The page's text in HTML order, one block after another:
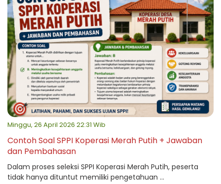
Minggu, 26 April 2026 22:31 Wib
Contoh Soal SPPI Koperasi Merah Putih + Jawaban
dan Pembahasan
Dalam proses seleksi SPPI Koperasi Merah Putih, peserta
tidak hanya dituntut memiliki pengetahuan ...